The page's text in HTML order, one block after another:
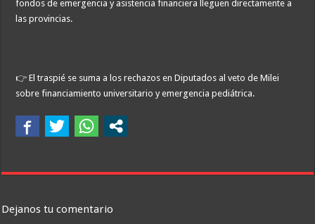
fondos de emergencia y asistencia financiera lleguen directamente a
las provincias.
👉 El traspié se suma a los rechazos en Diputados al veto de Milei
sobre financiamiento universitario y emergencia pediátrica.
Dejanos tu comentario